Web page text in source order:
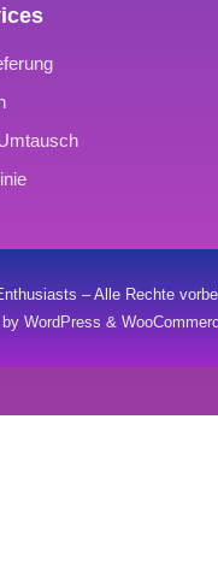
– Alle Rechte
by WordPress &